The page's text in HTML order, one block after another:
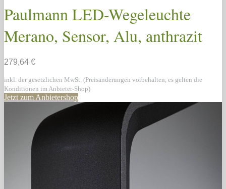
Paulmann LED-Wegeleuchte
Merano, Sensor, Alu, anthrazit
279,64 €
inkl. der gesetzlichen MwSt. (Preisänderungen vorbehalten, es gelten die
Konditionen im Anbieter-Shop)
Jetzt zum Anbietershop